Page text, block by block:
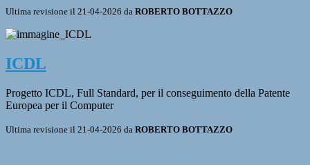
Ultima revisione il 21-04-2026 da ROBERTO BOTTAZZO
ICDL
Progetto ICDL, Full Standard, per il conseguimento della Patente
Europea per il Computer
Ultima revisione il 21-04-2026 da ROBERTO BOTTAZZO